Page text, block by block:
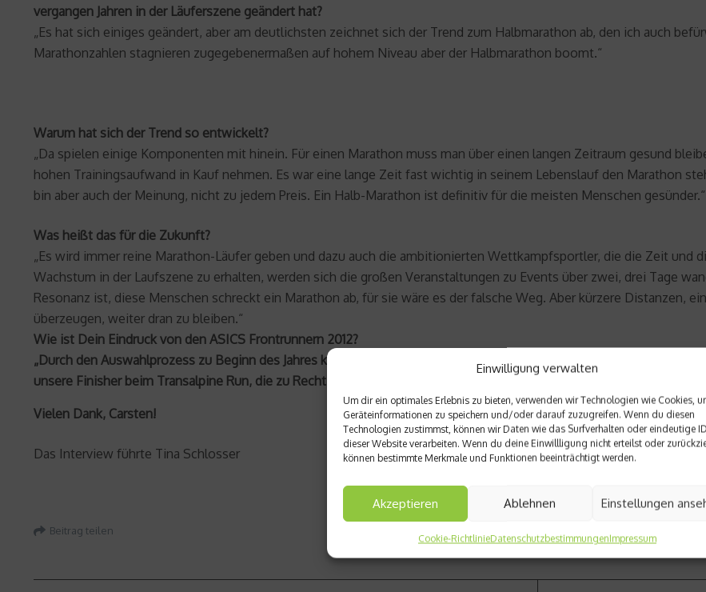
Einwilligung verwalten
Um dir ein optimales Erlebnis zu bieten, verwenden wir Technologien wie Cookies,
Geräteinformationen zu speichern und/oder darauf zuzugreifen. Wenn du diesen
Technologien zustimmst, können wir Daten wie das Surfverhalten oder eindeutige
dieser Website verarbeiten. Wenn du deine Einwillligung nicht erteilst oder
können bestimmte Merkmale und Funktionen beeinträchtigt werden.
Akzeptieren Ablehnen Einstellungen
Cookie-RichtlinieDatenschutzbestimmungenImpressum
vergangen Jahren in der Läuferszene geändert hat?
„Es hat sich einiges geändert, aber am deutlichsten zeichnet sich der Trend zum Halbmarathon ab, den ich auch
Marathonzahlen stagnieren zugegebenermaßen auf hohem Niveau aber der Halbmarathon boomt.“
Warum hat sich der Trend so entwickelt?
„Da spielen einige Komponenten mit hinein. Für einen Marathon muss man über einen langen Zeitraum gesund
hohen Trainingsaufwand in Kauf nehmen. Es war eine lange Zeit fast wichtig in seinem Lebenslauf den Marathon
bin aber auch der Meinung, nicht zu jedem Preis. Ein Halb-Marathon ist definitiv für die meisten Menschen gesünder.“
Was heißt das für die Zukunft?
„Es wird immer reine Marathon-Läufer geben und dazu auch die ambitionierten Wettkampfsportler, die die Zeit und
Wachstum in der Laufszene zu erhalten, werden sich die großen Veranstaltungen zu Events über zwei, drei Tage
Resonanz ist, diese Menschen schreckt ein Marathon ab, für sie wäre es der falsche Weg. Aber kürzere Distanzen,
überzeugen, weiter dran zu bleiben.“
Wie ist Dein Eindruck von den ASICS Frontrunnern 2012?
„Durch den Auswahlprozess zu Beginn des Jahres kann man sagen, das ist eine große Mannschaft mit
und
unsere Finisher beim Transalpine Run, die zu Recht gefeiert werden. Der Trail ist auf jeden Fall im Kommen.“
Vielen Dank, Carsten!
Das Interview führte Tina Schlosser
Beitrag teilen